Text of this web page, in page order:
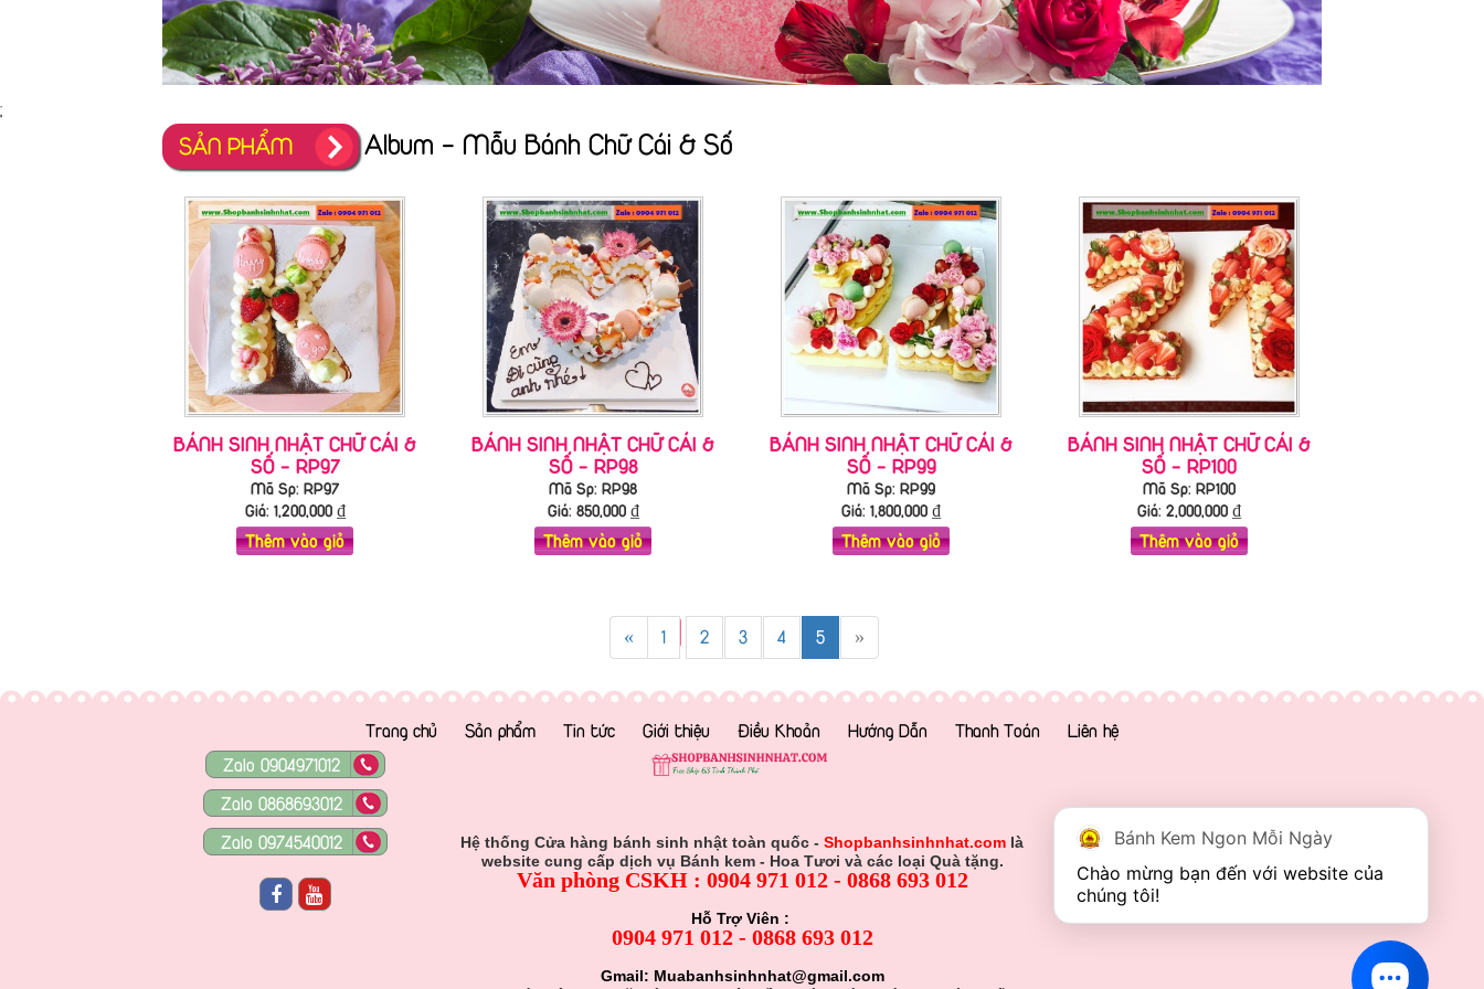
;
SẢN PHẨM Album - Mẫu Bánh Chữ Cái & Số
BÁNH SINH NHẬT CHỮ CÁI &
SỐ - RP97
Mã Sp: RP97
Giá: 1,200,000₫
Thêm vào giỏ
BÁNH SINH NHẬT CHỮ CÁI &
SỐ - RP98
Mã Sp: RP98
Giá: 850,000₫
Thêm vào giỏ
BÁNH SINH NHẬT CHỮ CÁI &
SỐ - RP99
Mã Sp: RP99
Giá: 1,800,000₫
Thêm vào giỏ
BÁNH SINH NHẬT CHỮ CÁI &
SỐ - RP100
Mã Sp: RP100
Giá: 2,000,000₫
Thêm vào giỏ
« 1 2 3 4 5 »
Trang chủ Sản phẩm Tin tức Giới thiệu Điều Khoản Hướng Dẫn Thanh Toán
Liên hệ
Zalo 0904971012
Zalo 0868693012
Zalo 0974540012
Hệ thống Cửa hàng bánh sinh nhật toàn quốc - Shopbanhsinhnhat.com là
website cung cấp dịch vụ Bánh kem - Hoa Tươi và các loại Quà tặng.
Văn phòng CSKH : 0904 971 012 - 0868 693 012
Hỗ Trợ Viên :
0904 971 012 - 0868 693 012
Gmail: Muabanhsinhnhat@gmail.com
Bánh Kem Ngon Mỗi Ngày
Chào mừng bạn đến với website của
chúng tôi!